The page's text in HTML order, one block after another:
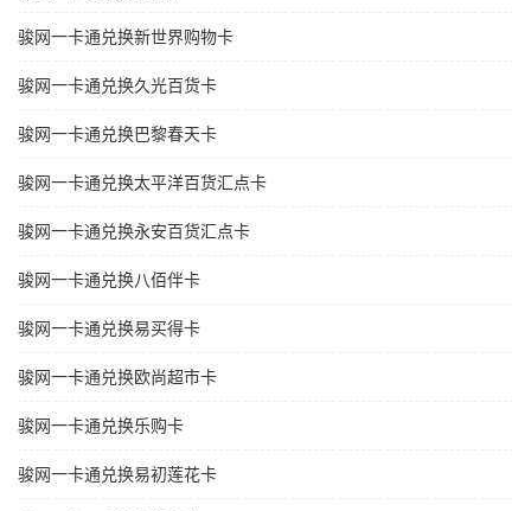
骏网一卡通兑换新世界购物卡
骏网一卡通兑换久光百货卡
骏网一卡通兑换巴黎春天卡
骏网一卡通兑换太平洋百货汇点卡
骏网一卡通兑换永安百货汇点卡
骏网一卡通兑换八佰伴卡
骏网一卡通兑换易买得卡
骏网一卡通兑换欧尚超市卡
骏网一卡通兑换乐购卡
骏网一卡通兑换易初莲花卡